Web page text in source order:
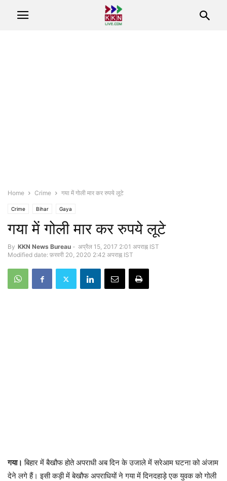
Home Crime गया में गोली मार कर रुपये लूटे
Crime Bihar Gaya
गया में गोली मार कर रुपये लूटे
By KKN News Bureau - अप्रैल 15, 2017 2:01 अपराह्न IST
Modified date: फ़रवरी 20, 2020 2:42 अपराह्न IST
गया। बिहार में बैखौफ होते अपराधी अब दिन के उजाले में सरेआम घटना को अंजाम
देने लगे हैं। इसी कड़ी में बेखौफ अपराधियों ने गया में दिनदहाड़े एक युवक को गोली